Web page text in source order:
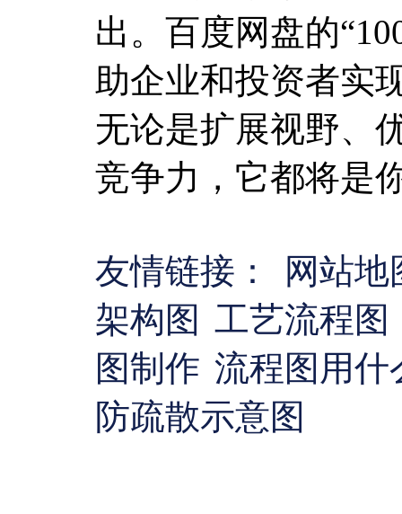
出。百度网盘的
助企业和投资者实
无论是扩展视野、
竞争力，它都将是
友情链接：
网站
架构图 工艺流程图
图制作 流程图用
防疏散示意图